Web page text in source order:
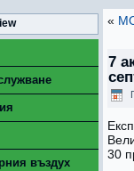
въздух
«
7
30